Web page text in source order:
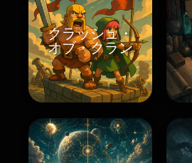
クラッシュ・
オブ・クラン